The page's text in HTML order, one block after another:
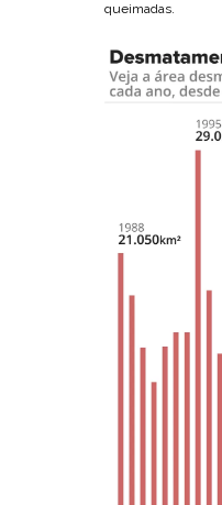
queimadas.